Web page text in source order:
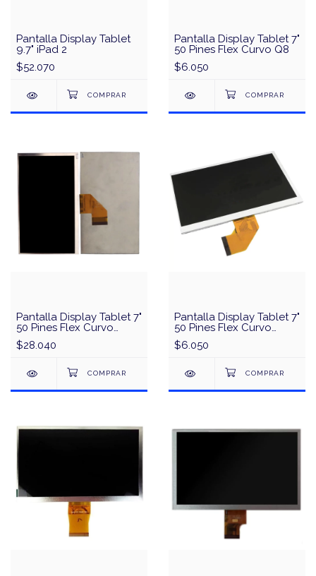
Pantalla Display Tablet
9.7" iPad 2
$52.070
Pantalla Display Tablet 7"
50 Pines Flex Curvo Q8
$6.050
Pantalla Display Tablet 7"
50 Pines Flex Curvo
Noganet Noga 7S
$28.040
Pantalla Display Tablet 7"
50 Pines Flex Curvo
K070-B1T50F-FPC-E
$6.050